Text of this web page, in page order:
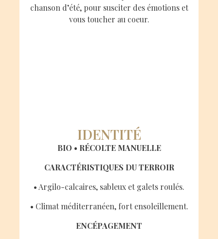
chanson d’été‭, ‬pour susciter des émotions et
vous toucher au coeur‭.‬
IDENTITÉ
BIO • ‭ ‬RÉCOLTE MANUELLE
CARACTÉRISTIQUES DU TERROIR
•‭ ‬Argilo-calcaires‭, ‬sableux et galets roulés‭.‬
•‭ ‬Climat méditerranéen‭, ‬fort ensoleillement‭.‬
ENCÉPAGEMENT